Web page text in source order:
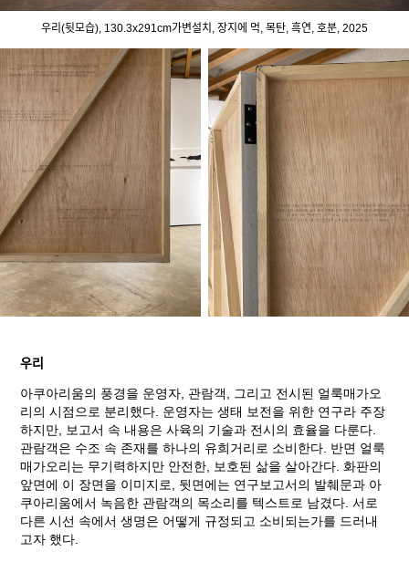
우리(뒷모습), 130.3x291cm가변설치, 장지에 먹, 목탄, 흑연, 호분, 2025
우리
아쿠아리움의 풍경을 운영자, 관람객, 그리고 전시된 얼룩매가오
리의 시점으로 분리했다. 운영자는 생태 보전을 위한 연구라 주장
하지만, 보고서 속 내용은 사육의 기술과 전시의 효율을 다룬다.
관람객은 수조 속 존재를 하나의 유희거리로 소비한다. 반면 얼룩
매가오리는 무기력하지만 안전한, 보호된 삶을 살아간다. 화판의
앞면에 이 장면을 이미지로, 뒷면에는 연구보고서의 발췌문과 아
쿠아리움에서 녹음한 관람객의 목소리를 텍스트로 남겼다. 서로
다른 시선 속에서 생명은 어떻게 규정되고 소비되는가를 드러내
고자 했다.